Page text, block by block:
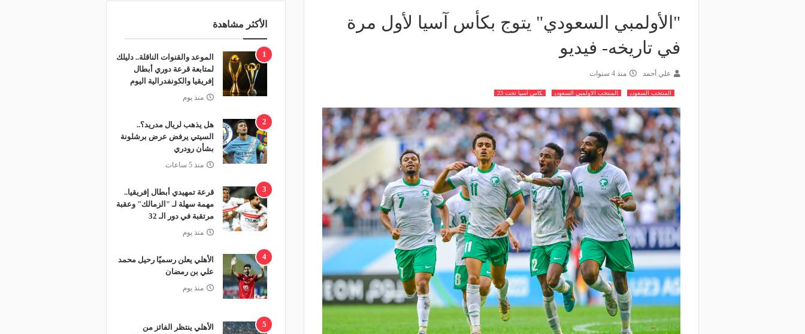
"الأولمبي السعودي" يتوج بكأس آسيا لأول مرة
في تاريخه- فيديو
علي أحمد منذ 4 سنوات
المنتخب السعودي المنتخب الاولمبي السعودي كاس اسيا تحت 23
الأكثر مشاهدة
1
الموعد والقنوات الناقلة.. دليلك
لمتابعة قرعة دوري أبطال
إفريقيا والكونفدرالية اليوم
منذ يوم
2
هل يذهب لريال مدريد؟..
السيتي يرفض عرض برشلونة
بشأن رودري
منذ 5 ساعات
3
قرعة تمهيدي أبطال إفريقيا..
مهمة سهلة لـ "الزمالك" وعقبة
مرتقبة في دور الـ 32
منذ يوم
4
الأهلي يعلن رسميًا رحيل محمد
علي بن رمضان
منذ يوم
5
الأهلي ينتظر الفائز من